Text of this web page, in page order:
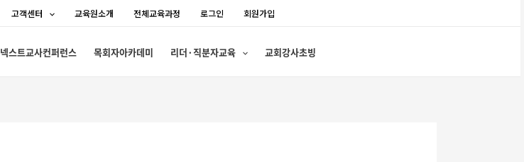
고객센터 교육원소개 전체교육과정 로그인 회원가입
넥스트교사컨퍼런스 목회자아카데미 리더·직분자교육 교회강사초빙